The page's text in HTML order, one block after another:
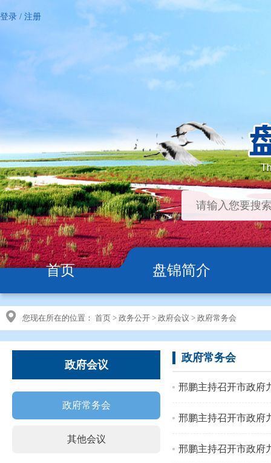
登录 / 注册
首页 盘锦简介
您现在所在的位置： 首页 > 政务公开 > 政府会议 > 政府常务会
政府会议
政府常务会
其他会议
政府常务会
邢鹏主持召开市政府
邢鹏主持召开市政府
邢鹏主持召开市政府